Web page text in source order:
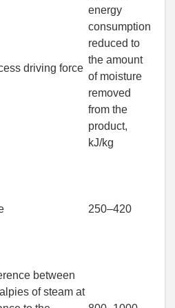
driving force
energy
consumption
reduced to
the amount
of moisture
removed
from the
product,
kJ/kg
250–420
between
of steam at